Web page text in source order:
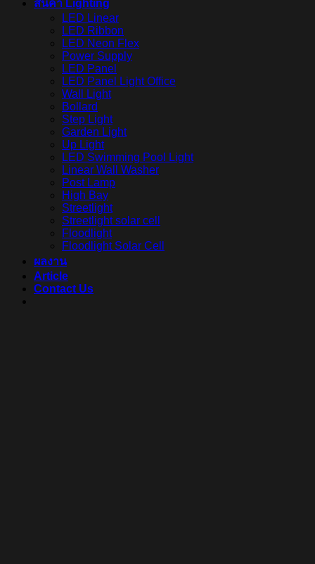
สินค้า Lighting
LED Linear
LED Ribbon
LED Neon Flex
Power Supply
LED Panel
LED Panel Light Office
Wall Light
Bollard
Step Light
Garden Light
Up Light
LED Swimming Pool Light
Linear Wall Washer
Post Lamp
High Bay
Streetlight
Streetlight solar cell
Floodlight
Floodlight Solar Cell
ผลงาน
Article
Contact Us